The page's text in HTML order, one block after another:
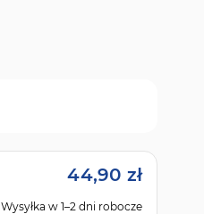
44,90 zł
Wysyłka w 1–2 dni robocze